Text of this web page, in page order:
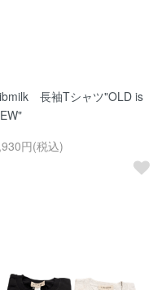
長袖Tシャツ"OLD is
円(税込)